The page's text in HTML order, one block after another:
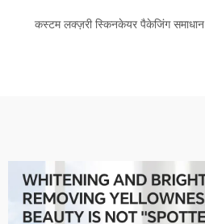
कस्टम लक्ज़री स्किनकेयर पैकेजिंग समाधान